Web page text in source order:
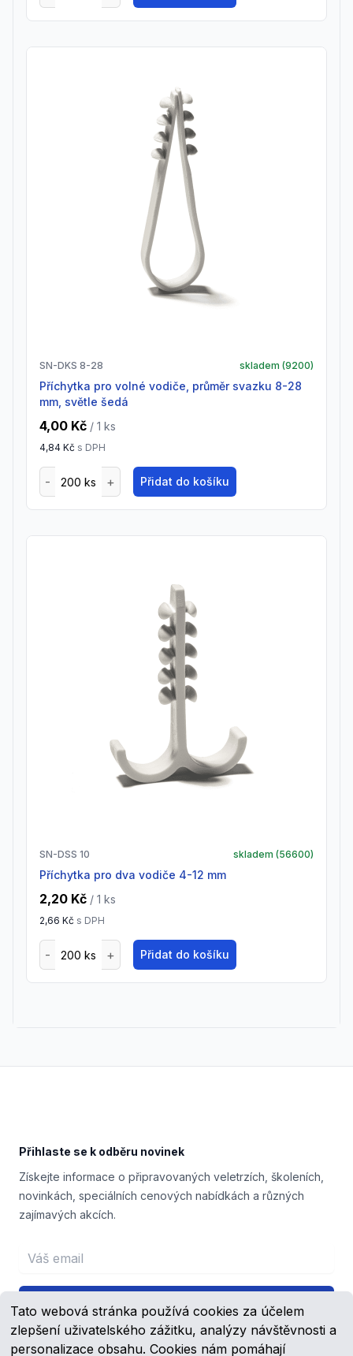
Tato webová stránka používá cookies za účelem
zlepšení uživatelského zážitku, analýzy návštěvnosti a
personalizace obsahu. Cookies nám pomáhají
SN-DKS 8-28 skladem (9200)
příchytka pro volné vodiče, průměr svazku 8-28
mm, světle šedá
4,00 Kč / 1 ks
4,84 Kč s DPH
Přidat do košíku
SN-DSS 10 skladem (56600)
Příchytka pro dva vodiče 4-12 mm
2,20 Kč / 1 ks
2,66 Kč s DPH
Přidat do košíku
Přihlaste se k odběru novinek
Získejte informace o připravovaných veletrzích, školeních,
novinkách, speciálních cenových nabídkách a různých
zajímavých akcích.
Email address
Přihlášení